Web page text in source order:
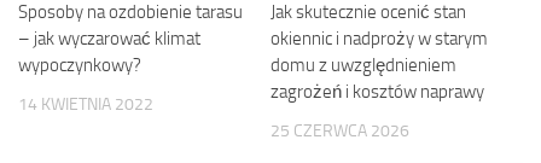
Sposoby na ozdobienie tarasu
– jak wyczarować klimat
wypoczynkowy?
14 KWIETNIA 2022
Jak skutecznie ocenić stan
okiennic i nadproży w starym
domu z uwzględnieniem
zagrożeń i kosztów naprawy
25 CZERWCA 2026